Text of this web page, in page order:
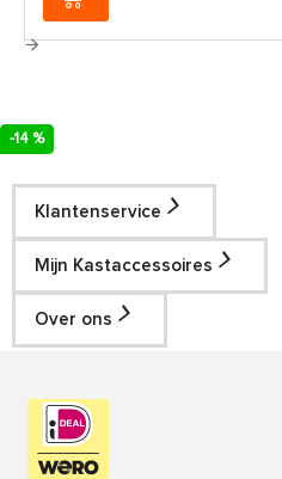
-14 %
Klantenservice
Mijn Kastaccessoires
Over ons